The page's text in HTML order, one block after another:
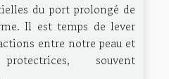
du port prolongé de
Il est temps de lever
entre notre peau et
souvent